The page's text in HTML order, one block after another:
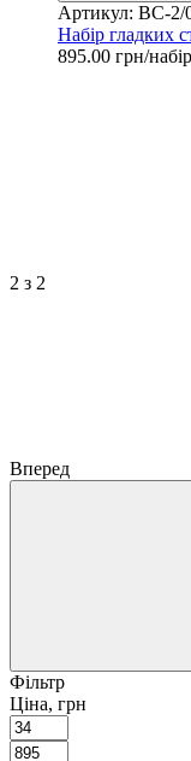
Артикул: BC-2/
Набір гладких
895.00 грн/набір
2 з 2
Вперед
Фільтр
Ціна, грн